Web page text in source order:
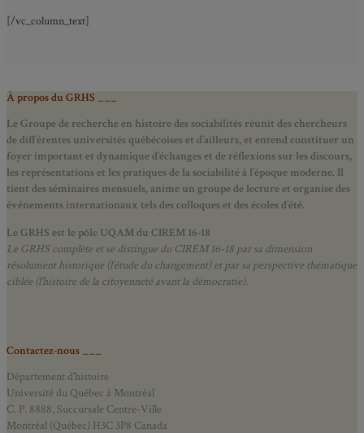
[/vc_column_text]
À propos du GRHS ___
Le Groupe de recherche en histoire des sociabilités réunit des chercheurs
de différentes universités québécoises et d’ailleurs, et entend constituer un
foyer important et dynamique d’échanges et de réflexions sur les discours,
les représentations et les pratiques de la sociabilité à l’époque moderne. Il
tient des séminaires mensuels, anime un groupe de lecture et organise des
événements internationaux tels des colloques et des écoles d’été.
Le GRHS est le pôle UQAM du CIREM 16-18
Le GRHS complète et se distingue du CIREM 16-18 par sa dimension
résolument historique (l’étude du changement) et par sa perspective thématique
ciblée (l’histoire de la citoyenneté avant la démocratie).
Contactez-nous ___
Département d’histoire
Université du Québec à Montréal
C. P. 8888, Succursale Centre-Ville
Montréal (Québec) H3C 3P8 Canada